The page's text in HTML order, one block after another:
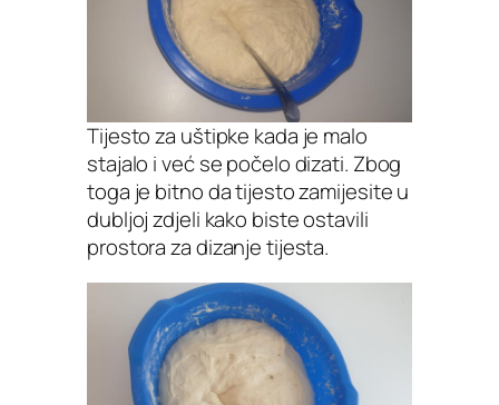
Tijesto za uštipke kada je malo
stajalo i već se počelo dizati. Zbog
toga je bitno da tijesto zamijesite u
dubljoj zdjeli kako biste ostavili
prostora za dizanje tijesta.